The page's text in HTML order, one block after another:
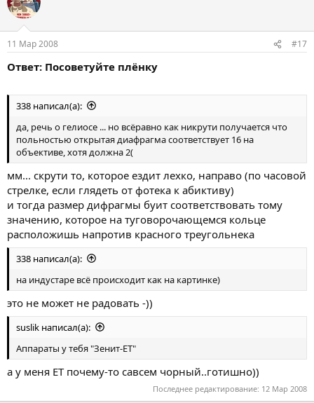
11 Мар 2008 #17
Ответ: Посоветуйте плёнку
338 написал(а):
да, речь о гелиосе ... но всёравно как никрути получается что
польностью открытая диафрагма соответствует 16 на
объективе, хотя должна 2(
мм... скрути то, которое ездит лехко, направо (по часовой
стрелке, если глядеть от фотека к абиктиву)
и тогда размер дифрагмы буит соответствовать тому
значению, которое на туговорочающемся кольце
расположишь напротив красного треугольнека
338 написал(а):
на индустаре всё происходит как на картинке)
это не может не радовать -))
suslik написал(а):
Аппараты у тебя "Зенит-ЕТ"
а у меня ЕТ почему-то савсем чорный..готишно))
Последнее редактирование: 12 Мар 2008